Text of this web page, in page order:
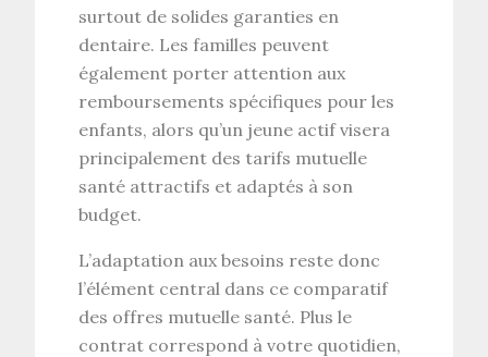
surtout de solides garanties en
dentaire. Les familles peuvent
également porter attention aux
remboursements spécifiques pour les
enfants, alors qu’un jeune actif visera
principalement des tarifs mutuelle
santé attractifs et adaptés à son
budget.
L’adaptation aux besoins reste donc
l’élément central dans ce comparatif
des offres mutuelle santé. Plus le
contrat correspond à votre quotidien,